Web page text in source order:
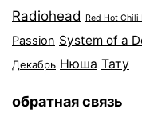
Radiohead Red Hot Chili
Passion System of a
Декабрь Нюша Тату
обратная связь